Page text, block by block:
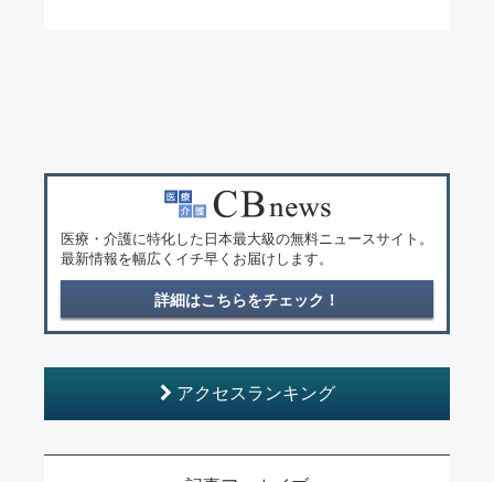
医療・介護に特化した日本最大級の無料ニュースサイト。
最新情報を幅広くイチ早くお届けします。
詳細はこちらをチェック！
アクセスランキング